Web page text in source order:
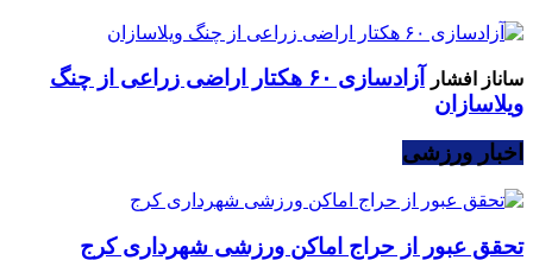
ساناز افشار
آزادسازی ۶۰ هکتار اراضی زراعی از چنگ
ویلاسازان
اخبار ورزشی
تحقق عبور از حراج اماکن ورزشی شهرداری کرج